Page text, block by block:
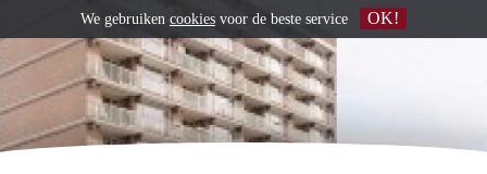
We gebruiken cookies voor de beste service OK!